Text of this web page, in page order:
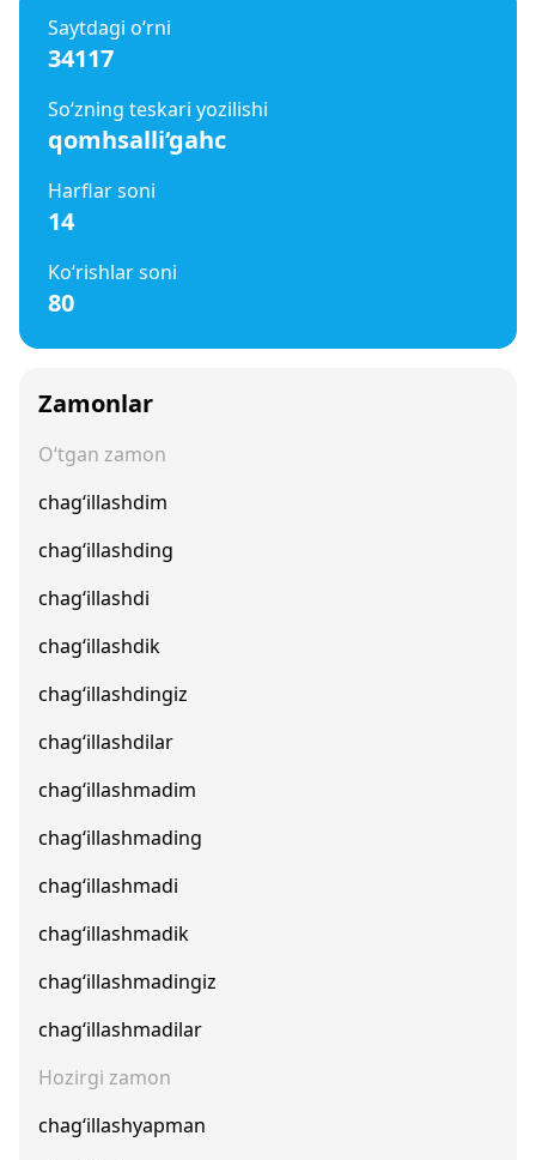
Saytdagi o‘rni
34117
So‘zning teskari yozilishi
qomhsalli‘gahc
Harflar soni
14
Ko‘rishlar soni
80
Zamonlar
O‘tgan zamon
chag‘illashdim
chag‘illashding
chag‘illashdi
chag‘illashdik
chag‘illashdingiz
chag‘illashdilar
chag‘illashmadim
chag‘illashmading
chag‘illashmadi
chag‘illashmadik
chag‘illashmadingiz
chag‘illashmadilar
Hozirgi zamon
chag‘illashyapman